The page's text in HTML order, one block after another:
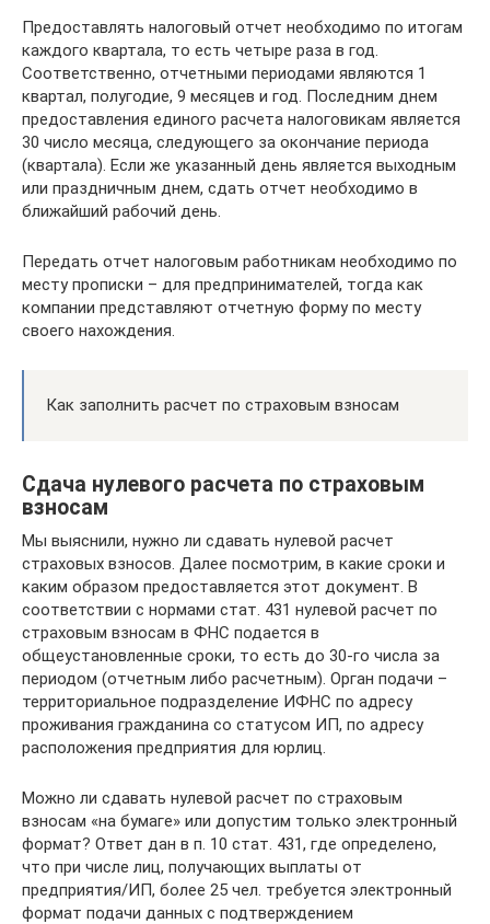
Предоставлять налоговый отчет необходимо по итогам
каждого квартала, то есть четыре раза в год.
Соответственно, отчетными периодами являются 1
квартал, полугодие, 9 месяцев и год. Последним днем
предоставления единого расчета налоговикам является
30 число месяца, следующего за окончание периода
(квартала). Если же указанный день является выходным
или праздничным днем, сдать отчет необходимо в
ближайший рабочий день.
Передать отчет налоговым работникам необходимо по
месту прописки – для предпринимателей, тогда как
компании представляют отчетную форму по месту
своего нахождения.
Как заполнить расчет по страховым взносам
Сдача нулевого расчета по страховым
взносам
Мы выяснили, нужно ли сдавать нулевой расчет
страховых взносов. Далее посмотрим, в какие сроки и
каким образом предоставляется этот документ. В
соответствии с нормами стат. 431 нулевой расчет по
страховым взносам в ФНС подается в
общеустановленные сроки, то есть до 30-го числа за
периодом (отчетным либо расчетным). Орган подачи –
территориальное подразделение ИФНС по адресу
проживания гражданина со статусом ИП, по адресу
расположения предприятия для юрлиц.
Можно ли сдавать нулевой расчет по страховым
взносам «на бумаге» или допустим только электронный
формат? Ответ дан в п. 10 стат. 431, где определено,
что при числе лиц, получающих выплаты от
предприятия/ИП, более 25 чел. требуется электронный
формат подачи данных с подтверждением